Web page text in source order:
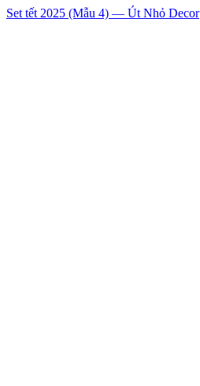
Set tết 2025 (Mẫu 4) — Út Nhỏ Decor